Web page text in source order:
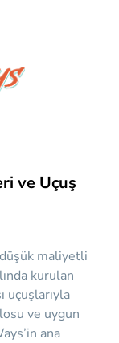
ve Uçuş
maliyetli
kurulan
uçuşlarıyla
ve uygun
ana